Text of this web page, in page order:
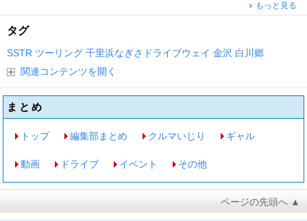
もっと見る
タグ
SSTR ツーリング 千里浜なぎさドライブウェイ 金沢 白川郷
関連コンテンツを開く
まとめ
トップ 編集部まとめ クルマいじり ギャル
動画 ドライブ イベント その他
ページの先頭へ ▲